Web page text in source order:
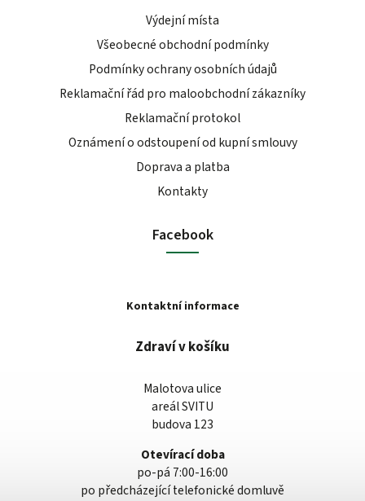
Výdejní místa
Všeobecné obchodní podmínky
Podmínky ochrany osobních údajů
Reklamační řád pro maloobchodní zákazníky
Reklamační protokol
Oznámení o odstoupení od kupní smlouvy
Doprava a platba
Kontakty
Facebook
Kontaktní informace
Zdraví v košíku
Malotova ulice
areál SVITU
budova 123
Otevírací doba
po-pá 7:00-16:00
po předcházející telefonické domluvě